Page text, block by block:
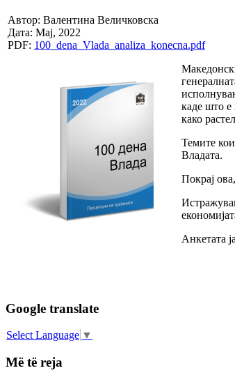
Автор: Валентина Величковска
Дата: Мај, 2022
PDF: 100_dena_Vlada_analiza_konecna.pdf
каде што е
како
Темите
Владата.
Покрај
Анкетата
Google translate
Select Language ▼
Më të reja